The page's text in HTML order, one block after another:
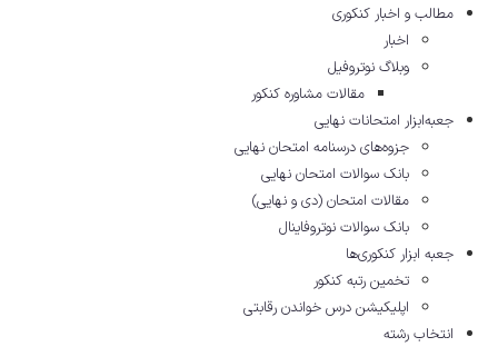
مطالب و اخبار کنکوری
اخبار
وبلاگ نوتروفیل
مقالات مشاوره‌ کنکور
جعبه‌ابزار امتحانات نهایی
جزوه‌های درسنامه امتحان نهایی
بانک سوالات امتحان نهایی
مقالات امتحان (دی و نهایی)
بانک سوالات نوتروفاینال
جعبه ابزار کنکوری‌ها
تخمین رتبه کنکور
اپلیکیشن درس خواندن رقابتی
انتخاب رشته